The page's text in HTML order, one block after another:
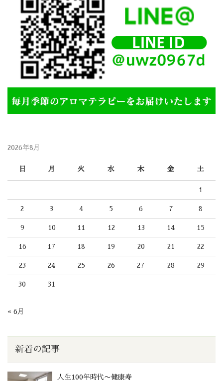
2026年8月
日 月 火 水 木 金 土
1
2 3 4 5 6 7 8
9 10 11 12 13 14 15
16 17 18 19 20 21 22
23 24 25 26 27 28 29
30 31
« 6月
新着の記事
人生100年時代〜健康寿